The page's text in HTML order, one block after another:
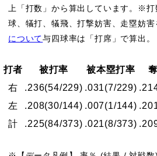
上「打数」から算出しています。※
球、犠打、犠飛、打撃妨害、走塁妨
について与四球率は「打席」で算出。
打者 被打率 被本塁打率
右
.236(54/229) .031(7/229)
左
.208(30/144) .007(1/144)
計
.225(84/373) .021(8/373)